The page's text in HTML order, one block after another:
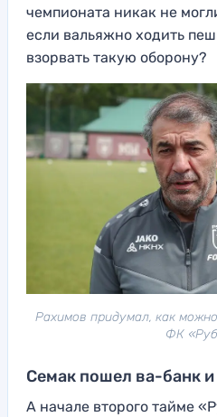
чемпионата никак не
если вальяжно ходить
взорвать такую оборону?
Рахимов придумал, как
ФК
Семак пошел ва-банк и
А начале второго тайме